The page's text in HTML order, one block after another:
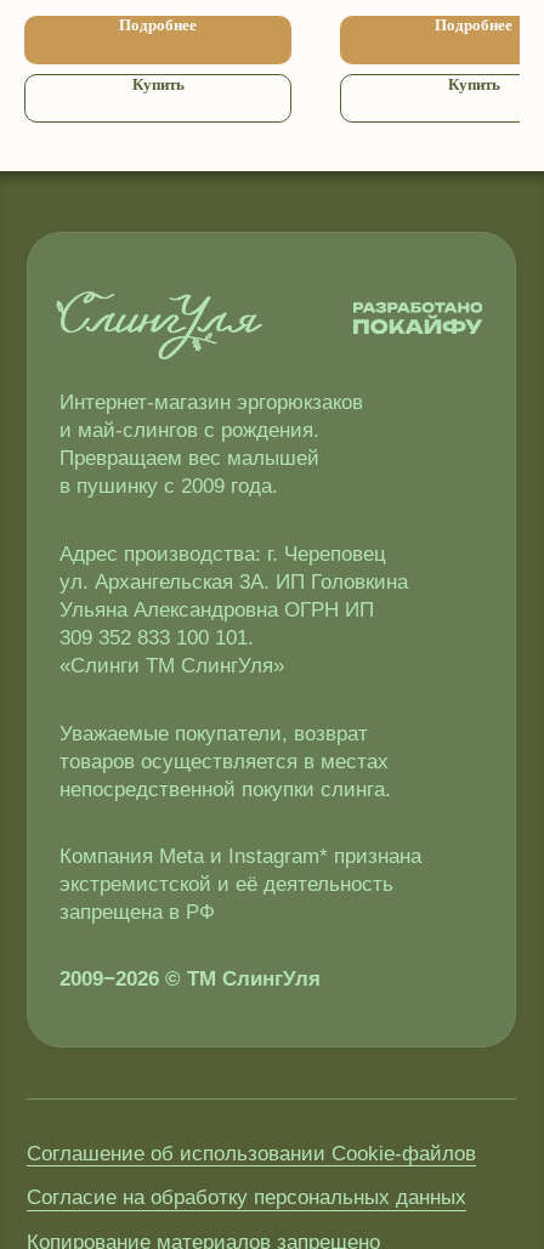
Подробнее
Купить
Подробнее
Купить
Доставка и оплата
Согласие на обработку персональных данных
Соглашение об использовании Cookie-файлов